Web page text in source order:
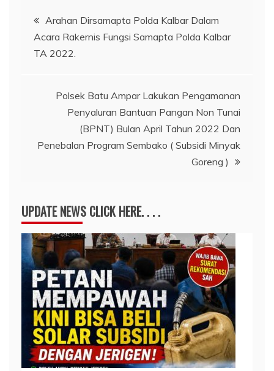
Navigasi
pos
Arahan Dirsamapta Polda Kalbar Dalam
Acara Rakernis Fungsi Samapta Polda Kalbar
TA 2022.
Polsek Batu Ampar Lakukan Pengamanan
Penyaluran Bantuan Pangan Non Tunai
(BPNT) Bulan April Tahun 2022 Dan
Penebalan Program Sembako ( Subsidi Minyak
Goreng )
UPDATE NEWS CLICK HERE. . . .